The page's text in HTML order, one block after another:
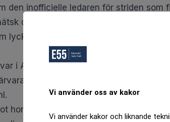
Vi använder oss av kakor
Vi använder kakor och liknande
den inofficielle ledaren för striden som
debattartikel i Expressen
den 10
lyckats sämst i hela Akademiens
i Akademien. Påtorsdagskvällen sa
där kom till slut överens om
honom och dem som är kvar
i